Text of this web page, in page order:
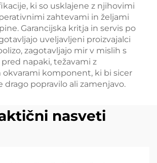
ki so usklajene z njihovimi
zahtevami in željami
Garancijska kritja in servis po
uveljavljeni proizvajalci
zagotavljajo mir v mislih s
napaki, težavami z
okvarami komponent, ki bi sicer
drago popravilo ali zamenjavo.
nasveti